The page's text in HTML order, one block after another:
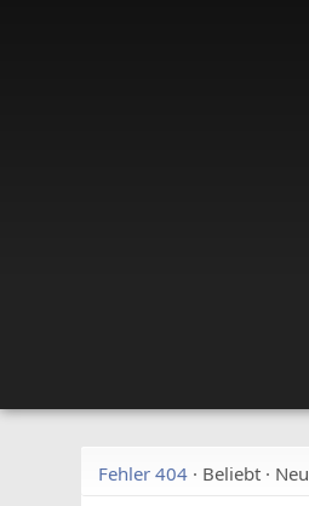
Fehler 404 · Beliebt · Neu